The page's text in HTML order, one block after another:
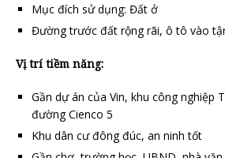
Mục đích sử dụng: Đất ở
Đường trước đất rộng rãi, ô tô vào
Vị trí tiềm năng:
Gần dự án của Vin, khu công nghiệp
đường Cienco 5
Khu dân cư đông đúc, an ninh tốt